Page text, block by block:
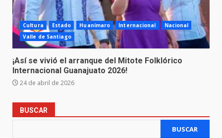
Cultura Estado Huanímaro Internacional
Nacional
Valle de Santiago
¡Así se vivió el arranque del Mitote Folklórico
Internacional Guanajuato 2026!
24 de abril de 2026
BUSCAR
BUSCAR